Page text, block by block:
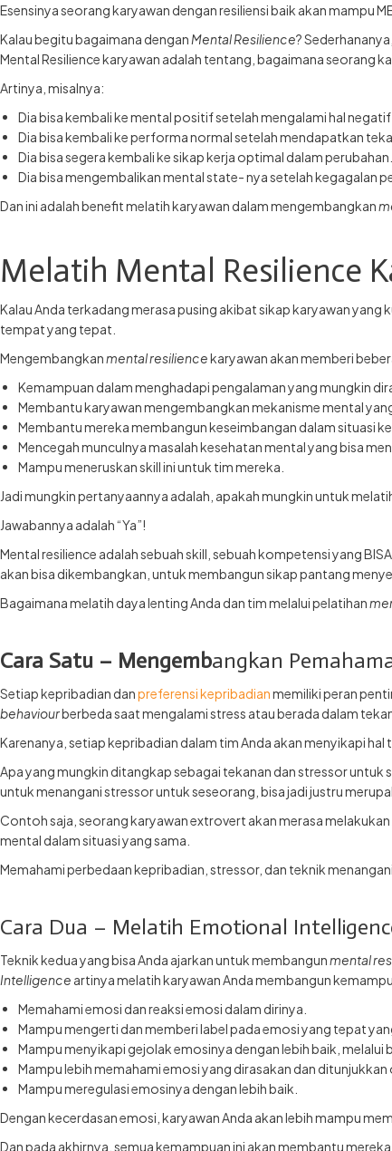
Esensinya seorang karyawan dengan resiliensi baik akan mampu
Kalau begitu bagaimana dengan Mental Resilience?
Mental Resilience karyawan adalah tentang, bagaimana seorang
Artinya, misalnya:
Dia bisa kembali ke mental positif setelah mengalami hal negatif.
Dia bisa kembali ke performa normal setelah mendapatkan
Dia bisa segera kembali ke sikap kerja optimal dalam perubahan.
Dia bisa mengembalikan mental state- nya setelah kegagalan
Dan ini adalah benefit melatih karyawan dalam mengembangkan
Melatih Mental Resilience
Kalau Anda terkadang merasa pusing akibat sikap karyawan
tempat yang tepat.
Mengembangkanmental resiliencekaryawan akan memberi
Kemampuan dalam menghadapi pengalaman yang mungkin
Membantu karyawan mengembangkan mekanisme mental
Membantu mereka membangun keseimbangan dalam situasi
Mencegah munculnya masalah kesehatan mental yang bisa
Mampu meneruskan skill ini untuk tim mereka.
Jadi mungkin pertanyaannya adalah, apakah mungkin untuk
Jawabannya adalah “Ya”!
Mental resilience adalah sebuah skill, sebuah kompetensi yang
akan bisa dikembangkan, untuk membangun sikap pantang
Bagaimana melatih daya lenting Anda dan tim melalui pelatihan
Cara Satu – Mengembangkan
Setiap kepribadian danpreferensi kepribadianmemiliki peran
behaviourberbeda saat mengalami stress atau berada dalam
Karenanya, setiap kepribadian dalam tim Anda akan menyikapi hal
Apa yang mungkin ditangkap sebagai tekanan dan stressor untuk
untuk menangani stressor untuk seseorang, bisa jadi justru
Contoh saja, seorang karyawan extrovert akan merasa melakukan
mental dalam situasi yang sama.
Memahami perbedaan kepribadian, stressor, dan teknik
Cara Dua – Melatih Emotional
Teknik kedua yang bisa Anda ajarkan untuk membangunmental
Intelligence artinya melatih karyawan Anda membangun
Memahami emosi dan reaksi emosi dalam dirinya.
Mampu mengerti dan memberi label pada emosi yang tepat
Mampu menyikapi gejolak emosinya dengan lebih baik, melalui
Mampu lebih memahami emosi yang dirasakan dan ditunjukkan
Mampu meregulasi emosinya dengan lebih baik.
Dengan kecerdasan emosi, karyawan Anda akan lebih mampu
Dan pada akhirnya, semua kemampuan ini akan membantu